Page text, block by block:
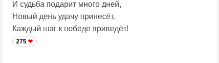
И судьба подарит много дней,
Новый день удачу принесёт,
Каждый шаг к победе приведёт!
275